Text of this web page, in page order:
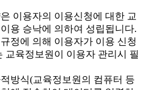
이용자의 이용신청에 대한 교
용 승낙에 의하여 성립됩니다.
정에 의해 이용자가 이용 신청
교육정보원이 이용자 관리시 필
방식(교육정보원의 컴퓨터 등